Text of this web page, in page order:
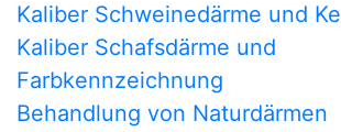
Kaliber Schweinedärme und
Kaliber Schafsdärme und
Farbkennzeichnung
Behandlung von Naturdärmen